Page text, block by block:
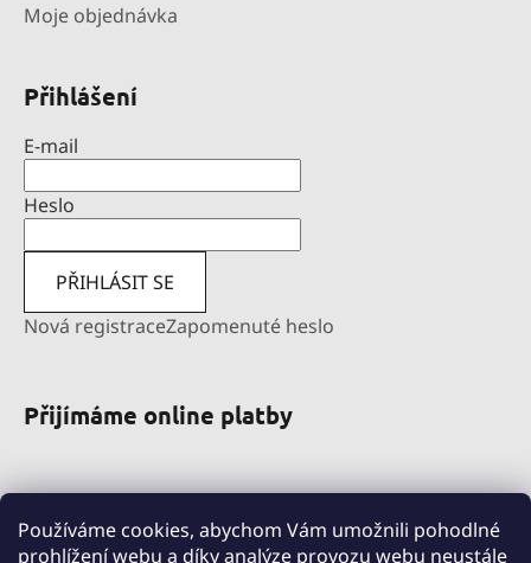
Používáme cookies, abychom Vám umožnili pohodlné
prohlížení webu a díky analýze provozu webu neustále
Moje objednávka
Přihlášení
E-mail
Heslo
PŘIHLÁSIT SE
Nová registraceZapomenuté heslo
Přijímáme online platby